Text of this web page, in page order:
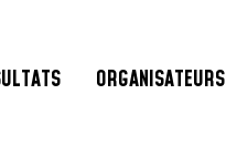
ORGANISATEURS